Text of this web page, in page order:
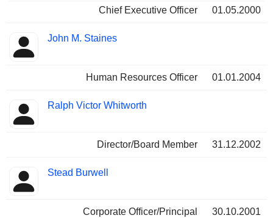
Chief Executive Officer
01.05.2000
John M. Staines
Human Resources Officer 01.01.2004
Ralph Victor Whitworth
Director/Board Member 31.12.2002
Stead Burwell
Corporate Officer/Principal 30.10.2001